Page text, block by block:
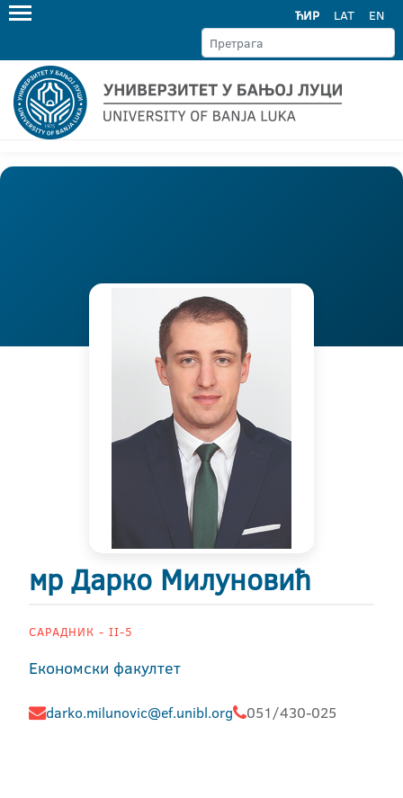
ЋИР LAT EN
мр Дарко Милуновић
САРАДНИК - II-5
Економски факултет
darko.milunovic@ef.unibl.org 051/430-025